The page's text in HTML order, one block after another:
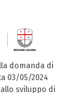
domanda di
03/05/2024
sviluppo di